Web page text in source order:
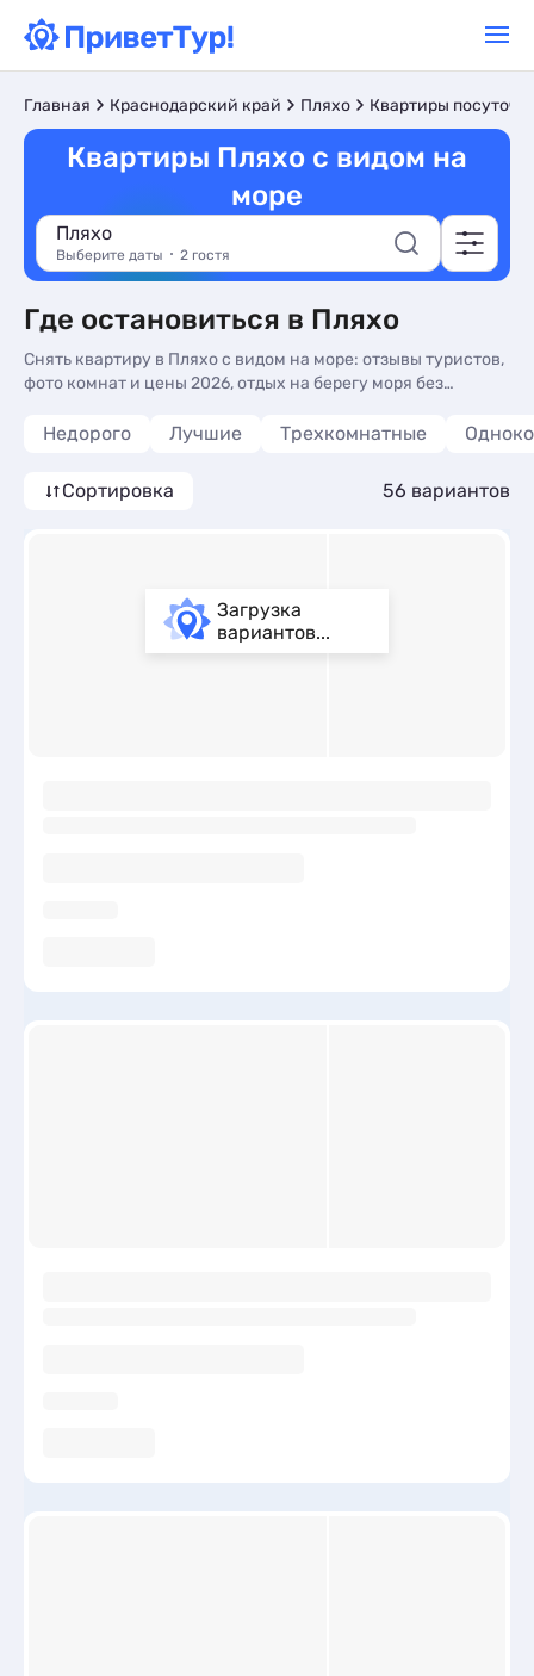
Главная Краснодарский край Пляхо Квартиры
Квартиры Пляхо с видом на
море
Пляхо
Выберите даты 2 гостя
Где остановиться в Пляхо
Снять квартиру в Пляхо с видом на море: отзывы туристов,
фото комнат и цены 2026, отдых на берегу моря без
вариантов, от 570 руб, комнаты с общей кухней, кухней в
Недорого Лучшие Трехкомнатные
Сортировка 56 вариантов
Загрузка
вариантов...